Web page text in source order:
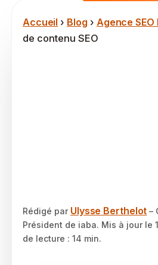
Accueil › Blog › Agence SEO
de contenu SEO
Rédigé par Ulysse Berthelot –
Président de iaba. Mis à jour le
de lecture : 14 min.